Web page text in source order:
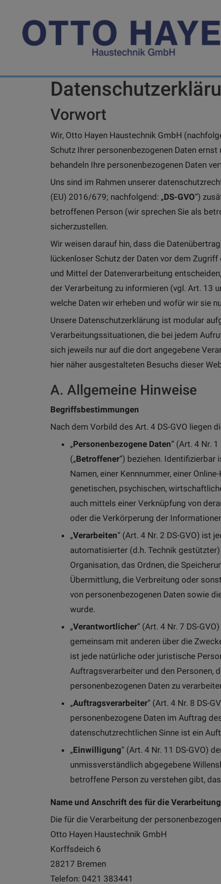
Vorwort
Wir, Otto Hayen Haustechnik GmbH
Schutz Ihrer personenbezogenen Daten
behandeln Ihre personenbezogenen Daten
Uns sind im Rahmen unserer
(EU) 2016/679; nachfolgend: „DS-GVO“)
betroffenen Person (wir sprechen Sie als
sicherzustellen.
Wir weisen darauf hin, dass die
lückenloser Schutz der Daten vor dem
und Mittel der Datenverarbeitung
der Verarbeitung zu informieren (vgl. Art. 13
welche Daten wir erheben und wofür wir sie
Unsere Datenschutzerklärung ist modular
Verarbeitungssituationen, die bei jedem
sich jeweils nur auf die dort angegebene
hier näher ausgestalteten Besuchs dieser
A. Allgemeine Hinweise
Begriffsbestimmungen
Nach dem Vorbild des Art. 4 DS-GVO liegen
„Personenbezogene Daten“ (Art. 4 Nr.
(„Betroffener“) beziehen.
Namen, einer Kennnummer, einer
genetischen, psychischen,
auch mittels einer Verknüpfung von
oder die Verkörperung der
„Verarbeiten“ (Art. 4 Nr. 2 DS-GVO) ist
automatisierter (d.h. Technik
Organisation, das Ordnen, die
Übermittlung, die Verbreitung oder
von personenbezogenen Daten sowie
wurde.
„Verantwortlicher“ (Art. 4 Nr. 7 DS-
gemeinsam mit anderen über die
ist jede natürliche oder juristische
Auftragsverarbeiter und den Personen,
personenbezogenen Daten zu
„Auftragsverarbeiter“ (Art. 4 Nr. 8 DS-
personenbezogene Daten im Auftrag
datenschutzrechtlichen Sinne ist ein
„Einwilligung“ (Art. 4 Nr. 11 DS-GVO)
unmissverständlich abgegebene
betroffene Person zu verstehen gibt,
Name und Anschrift des für die
Die für die Verarbeitung der
Otto Hayen Haustechnik GmbH
Korffsdeich 6
28217 Bremen
Telefon: 0421 383441